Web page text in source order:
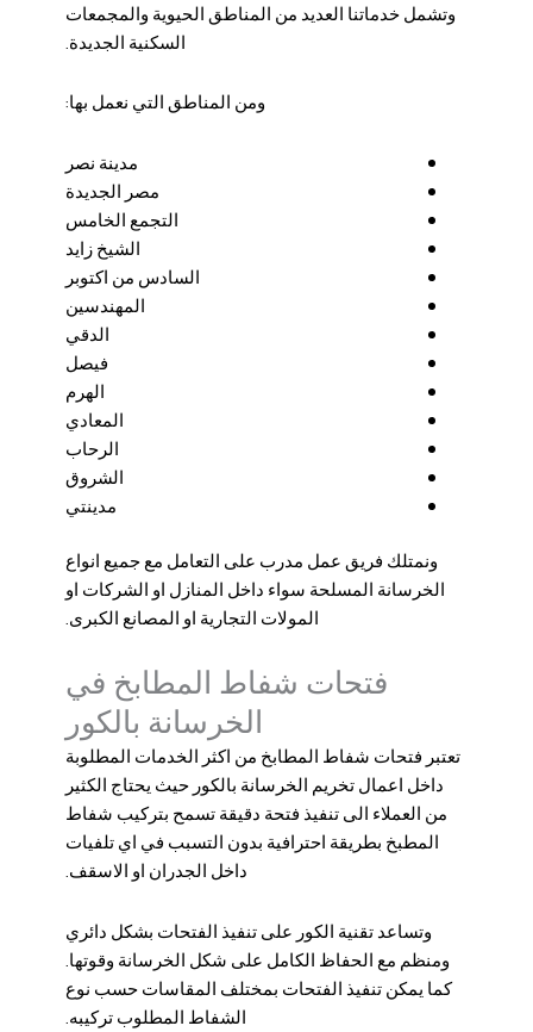
وتشمل خدماتنا العديد من المناطق الحيوية والمجمعات
السكنية الجديدة.
ومن المناطق التي نعمل بها:
مدينة نصر
مصر الجديدة
التجمع الخامس
الشيخ زايد
السادس من اكتوبر
المهندسين
الدقي
فيصل
الهرم
المعادي
الرحاب
الشروق
مدينتي
ونمتلك فريق عمل مدرب على التعامل مع جميع انواع
الخرسانة المسلحة سواء داخل المنازل او الشركات او
المولات التجارية او المصانع الكبرى.
فتحات شفاط المطابخ في
الخرسانة بالكور
تعتبر فتحات شفاط المطابخ من اكثر الخدمات المطلوبة
داخل اعمال تخريم الخرسانة بالكور حيث يحتاج الكثير
من العملاء الى تنفيذ فتحة دقيقة تسمح بتركيب شفاط
المطبخ بطريقة احترافية بدون التسبب في اي تلفيات
داخل الجدران او الاسقف.
وتساعد تقنية الكور على تنفيذ الفتحات بشكل دائري
ومنظم مع الحفاظ الكامل على شكل الخرسانة وقوتها.
كما يمكن تنفيذ الفتحات بمختلف المقاسات حسب نوع
الشفاط المطلوب تركيبه.